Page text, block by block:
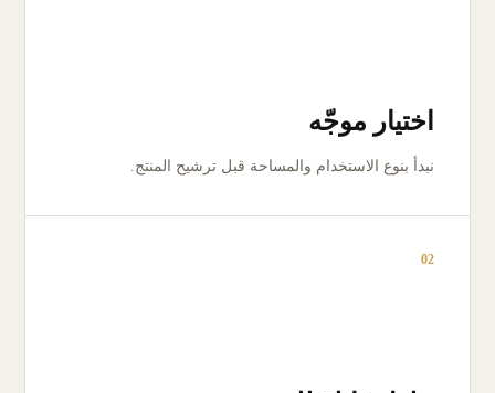
اختيار موجّه
نبدأ بنوع الاستخدام والمساحة قبل ترشيح المنتج.
02